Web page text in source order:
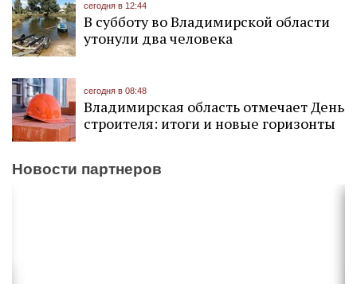
сегодня в 12:44
В субботу во Владимирской области
утонули два человека
сегодня в 08:48
Владимирская область отмечает День
строителя: итоги и новые горизонты
Новости партнеров